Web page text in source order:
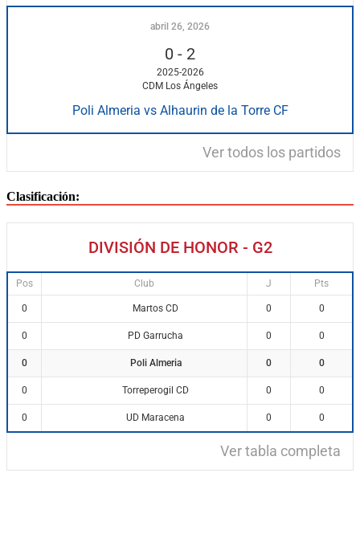
abril 26, 2026
0 - 2
2025-2026
CDM Los Ángeles
Poli Almeria vs Alhaurin de la Torre CF
Ver todos los partidos
Clasificación:
DIVISIÓN DE HONOR - G2
Pos Club J Pts
0 Martos CD 0 0
0 PD Garrucha 0 0
0 Poli Almeria 0 0
0 Torreperogil CD 0 0
0 UD Maracena 0 0
Ver tabla completa